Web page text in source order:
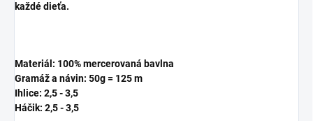
každé dieťa.
Materiál: 100% mercerovaná bavlna
Gramáž a návin: 50g = 125 m
Ihlice: 2,5 - 3,5
Háčik: 2,5 - 3,5